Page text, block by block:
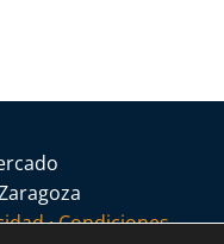
·Condiciones